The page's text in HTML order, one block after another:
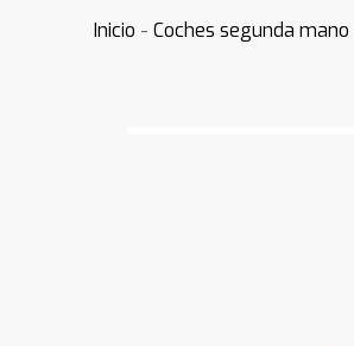
Inicio -Coches segunda mano